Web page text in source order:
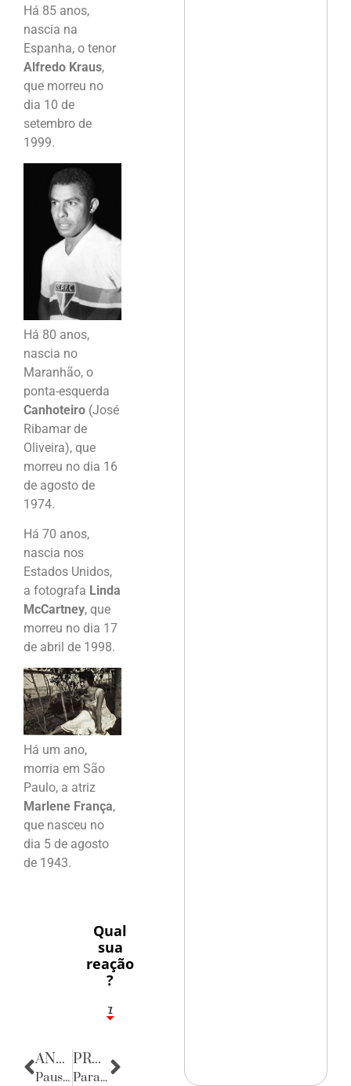
Há 85 anos,
nascia na
Espanha, o tenor
Alfredo Kraus,
que morreu no
dia 10 de
setembro de
1999.
Há 80 anos,
nascia no
Maranhão, o
ponta-esquerda
Canhoteiro (José
Ribamar de
Oliveira), que
morreu no dia 16
de agosto de
1974.
Há 70 anos,
nascia nos
Estados Unidos,
a fotografa Linda
McCartney, que
morreu no dia 17
de abril de 1998.
Há um ano,
morria em São
Paulo, a atriz
Marlene França,
que nasceu no
dia 5 de agosto
de 1943.
Qual
sua
reação
?
1
7
ANTERIOR
Pausa poética
PRÓXIMA
Parabéns